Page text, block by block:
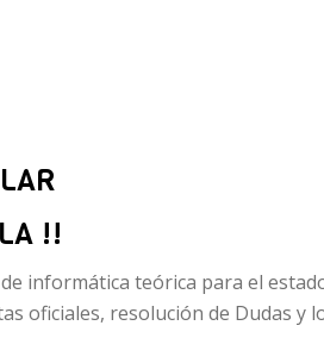
!!
de informática teórica para el
oficiales, resolución de Dudas y